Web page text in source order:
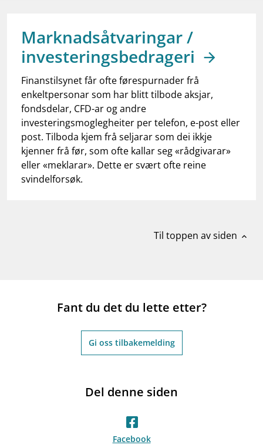
dashboardInformasjon for investorer
notifications_noneAbonner på nyhetsvarsel
Marknadsåtvaringar /
investeringsbedrageri
Finanstilsynet får ofte førespurnader frå
enkeltpersonar som har blitt tilbode aksjar,
fondsdelar, CFD-ar og andre
investeringsmoglegheiter per telefon, e-post eller
post. Tilboda kjem frå seljarar som dei ikkje
kjenner frå før, som ofte kallar seg «rådgivarar»
eller «meklarar». Dette er svært ofte reine
svindelforsøk.
Til toppen av siden expand_less
Fant du det du lette etter?
Gi oss tilbakemelding
Del denne siden
Facebook